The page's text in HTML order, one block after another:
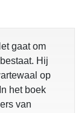
gaat om
Hij
op
het boek
van